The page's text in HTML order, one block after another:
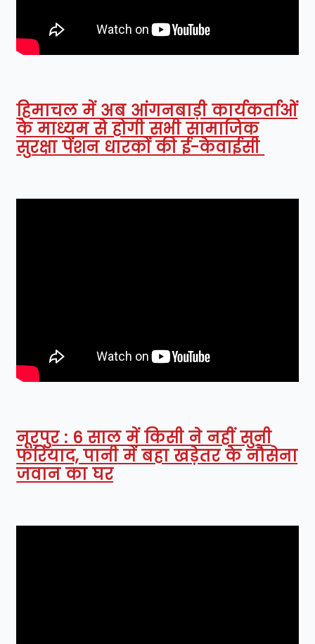
हिमाचल में अब आंगनबाड़ी कार्यकर्ताओं
के माध्यम से होगी सभी सामाजिक
सुरक्षा पेंशन धारकों की ई-केवाईसी
नूरपुर : 6 साल में किसी ने नहीं सुनी
फरियाद, पानी में बहा खड़ेतर के नौसेना
जवान का घर